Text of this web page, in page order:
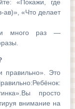
«Покажи, где
ав)», «Что делает
много раз —
правильно». Это
просто
внимание на